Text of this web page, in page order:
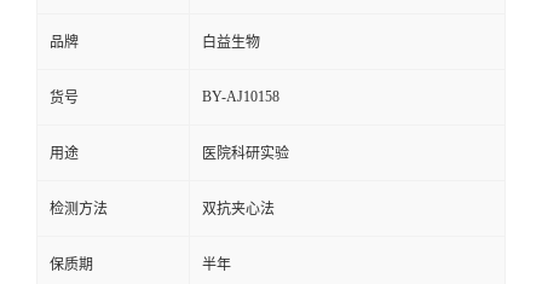
品牌 白益生物
货号 BY-AJ10158
用途 医院科研实验
检测方法 双抗夹心法
保质期 半年